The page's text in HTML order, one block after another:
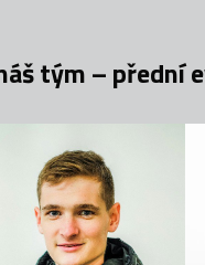
tým – přední